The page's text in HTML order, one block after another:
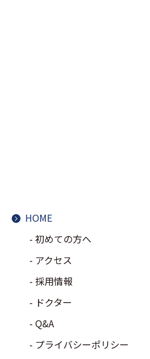
HOME
初めての方へ
アクセス
採用情報
ドクター
Q&A
プライバシーポリシー